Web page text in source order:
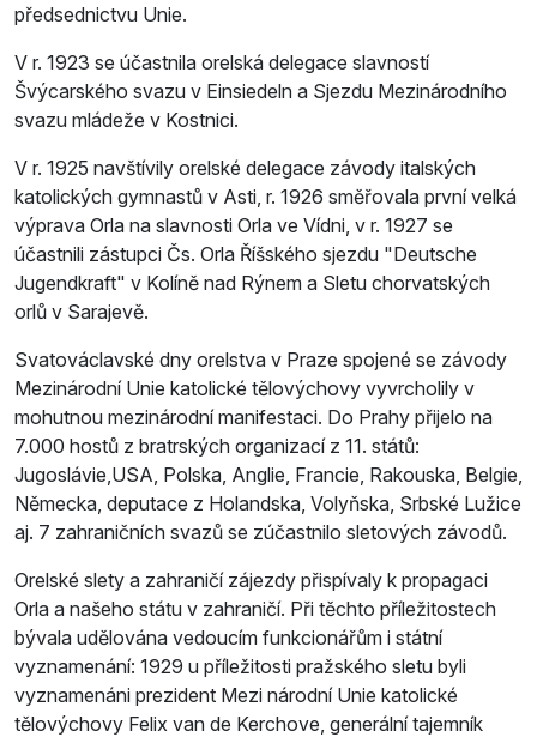
předsednictvu Unie.
V r. 1923 se účastnila orelská delegace slavností
Švýcarského svazu v Einsiedeln a Sjezdu Mezinárodního
svazu mládeže v Kostnici.
V r. 1925 navštívily orelské delegace závody italských
katolických gymnastů v Asti, r. 1926 směřovala první velká
výprava Orla na slavnosti Orla ve Vídni, v r. 1927 se
účastnili zástupci Čs. Orla Říšského sjezdu "Deutsche
Jugendkraft" v Kolíně nad Rýnem a Sletu chorvatských
orlů v Sarajevě.
Svatováclavské dny orelstva v Praze spojené se závody
Mezinárodní Unie katolické tělovýchovy vyvrcholily v
mohutnou mezinárodní manifestaci. Do Prahy přijelo na
7.000 hostů z bratrských organizací z 11. států:
Jugoslávie,USA, Polska, Anglie, Francie, Rakouska, Belgie,
Německa, deputace z Holandska, Volyňska, Srbské Lužice
aj. 7 zahraničních svazů se zúčastnilo sletových závodů.
Orelské slety a zahraničí zájezdy přispívaly k propagaci
Orla a našeho státu v zahraničí. Při těchto příležitostech
bývala udělována vedoucím funkcionářům i státní
vyznamenání: 1929 u příležitosti pražského sletu byli
vyznamenáni prezident Mezi­ národní Unie katolické
tělovýchovy Felix van de Kerchove, generální tajemník